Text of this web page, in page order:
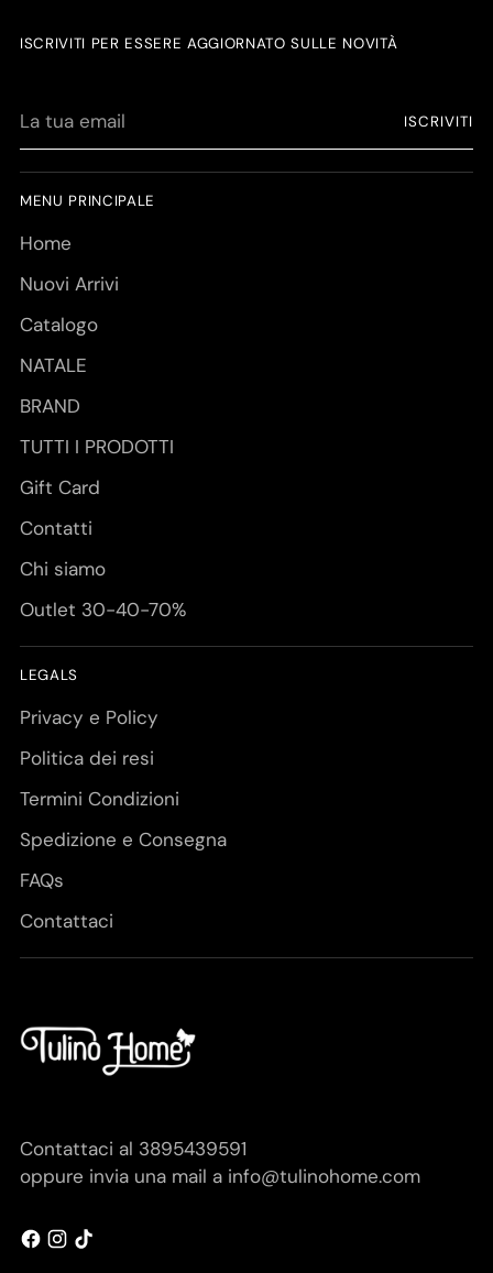
ISCRIVITI PER ESSERE AGGIORNATO SULLE NOVITÀ
tua
ISCRIVITI
MENU PRINCIPALE
Home
Nuovi Arrivi
Catalogo
NATALE
BRAND
TUTTI I PRODOTTI
Gift Card
Contatti
Chi siamo
Outlet 30-40-70%
LEGALS
Privacy e Policy
Politica dei resi
Termini Condizioni
Spedizione e Consegna
FAQs
Contattaci
Contattaci al 3895439591
oppure invia una mail a info@tulinohome.com